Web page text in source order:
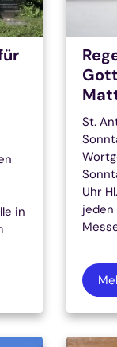
in
St.
Uhr
jeden